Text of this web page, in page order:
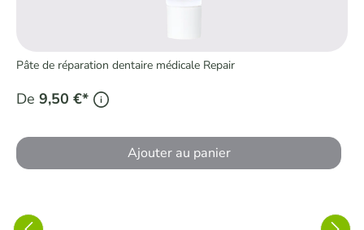
Pâte de réparation dentaire médicale Repair
De 9,50 €*
Ajouter au panier